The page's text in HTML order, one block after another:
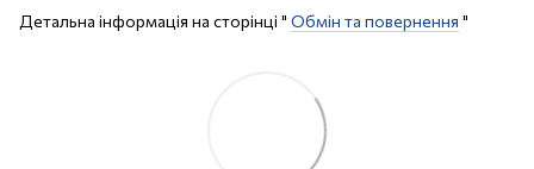
Детальна інформація на сторінці " Обмін та повернення "